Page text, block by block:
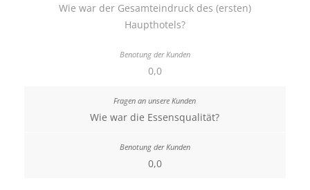
Wie war der Gesamteindruck des (ersten)
Haupthotels?
0,0
Wie war die Essensqualität?
0,0